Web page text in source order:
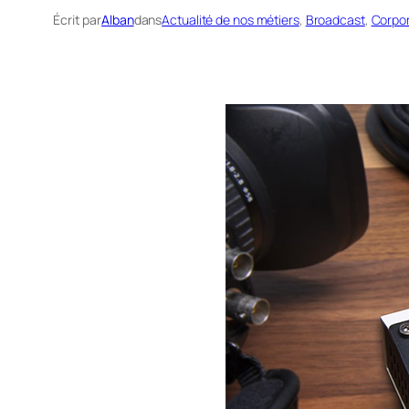
Écrit parAlbandansActualité de nos métiers, Broadcast,